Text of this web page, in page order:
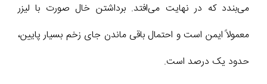
می‌بندد که در نهایت می‌افتد. برداشتن خال صورت با لیزر
معمولاً ایمن است و احتمال باقی ماندن جای زخم بسیار پایین،
حدود یک درصد است.